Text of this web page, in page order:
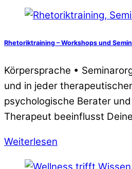
Rhetoriktraining – Workshops und
Körpersprache •
und in jeder
psychologische Berater
Therapeut beeinflusst
Weiterlesen